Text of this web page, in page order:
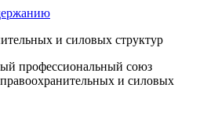
и силовых структур
профессиональный союз
и силовых